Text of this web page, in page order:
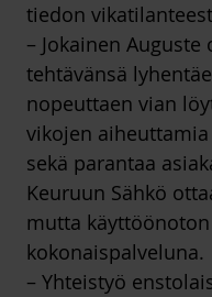
tiedon
– Jokainen
tehtävänsä
nopeuttaen vian
vikojen
sekä parantaa
Keuruun Sähkö
mutta
kokonaispalveluna.
– Yhteistyö